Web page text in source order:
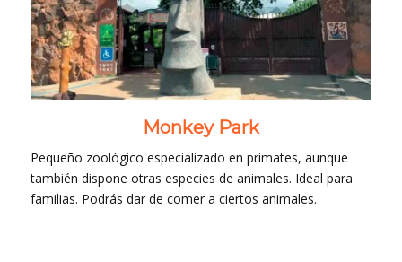
Monkey Park
Pequeño zoológico especializado en primates, aunque
también dispone otras especies de animales. Ideal para
familias. Podrás dar de comer a ciertos animales.